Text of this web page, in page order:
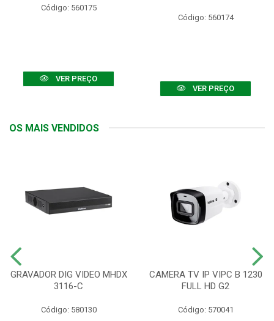
Código: 560175
VER PREÇO
Código: 560174
VER PREÇO
OS MAIS VENDIDOS
GRAVADOR DIG VIDEO MHDX
3116-C
Código: 580130
CAMERA TV IP VIPC B 1230
FULL HD G2
Código: 570041